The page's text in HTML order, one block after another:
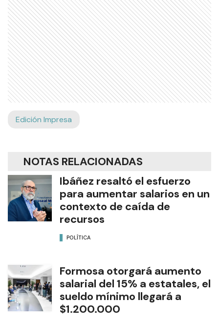
Edición Impresa
NOTAS RELACIONADAS
Ibáñez resaltó el esfuerzo
para aumentar salarios en un
contexto de caída de
recursos
POLÍTICA
Formosa otorgará aumento
salarial del 15% a estatales, el
sueldo mínimo llegará a
$1.200.000